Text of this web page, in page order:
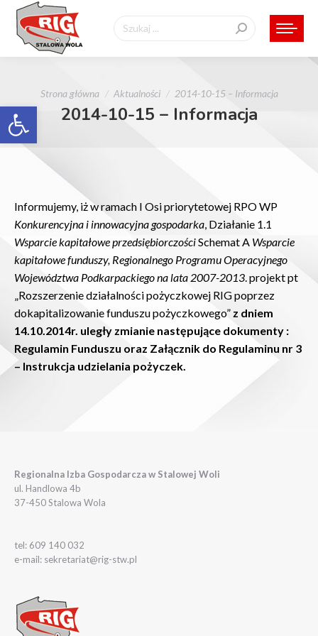
Otwórz pasek narzędzi
Szukaj:
Jesteś tutaj:
Strona główna Aktualności 2014-10-15 – Informacja
2014-10-15 – Informacja
Informujemy, iż w ramach I Osi priorytetowej RPO WP
Konkurencyjna i innowacyjna gospodarka, Działanie 1.1
Wsparcie kapitałowe przedsiębiorczościSchemat A Wsparcie
kapitałowe funduszy, Regionalnego Programu Operacyjnego
Województwa Podkarpackiego na lata 2007-2013. projekt pt
„Rozszerzenie działalności pożyczkowej RIG poprzez
dokapitalizowanie funduszu pożyczkowego” z dniem
14.10.2014r. uległy zmianie następujące dokumenty :
Regulamin Funduszu oraz Załącznik do Regulaminu nr 3
– Instrukcja udzielania pożyczek.
Regionalna Izba Gospodarcza w Stalowej Woli
ul. Handlowa 4b
37-450 Stalowa Wola
tel: 609 140 032
e-mail: sekretariat@rig-stw.pl